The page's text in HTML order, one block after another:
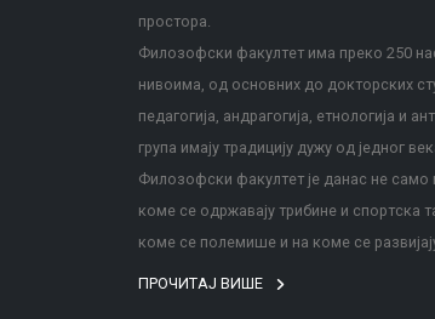
простора.
Филозофски факултет има преко 250
нивоима, од основних до докторских
педагогија, андрагогија, етнологија и
група имају традицију дужу од једног
Филозофски факултет је данас не само
коме се одржавају трибине и спортска
коме се полемише и на коме се
ПРОЧИТАЈ ВИШЕ